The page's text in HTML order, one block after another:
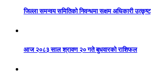
जिल्ला समन्वय समितिको निवन्धमा सक्षम अधिकारी उत्कृष्ट
आज २०८३ साल श्रावण २० गते बुधवारको राशिफल